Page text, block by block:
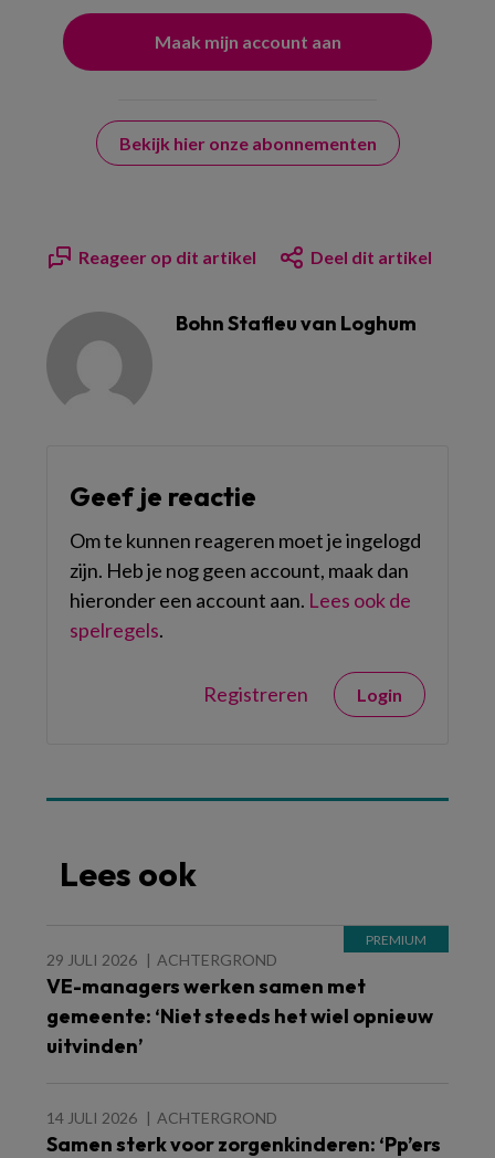
Bekijk hier onze abonnementen
Reageer op dit artikel Deel dit artikel
Bohn Stafleu van Loghum
Geef je reactie
Om te kunnen reageren moet je ingelogd
zijn. Heb je nog geen account, maak dan
hieronder een account aan. Lees ook de
spelregels.
Registreren Login
Lees ook
29 JULI 2026 ACHTERGROND
VE-managers werken samen met
gemeente: ‘Niet steeds het wiel opnieuw
uitvinden’
14 JULI 2026 ACHTERGROND
Samen sterk voor zorgenkinderen: ‘Pp’ers